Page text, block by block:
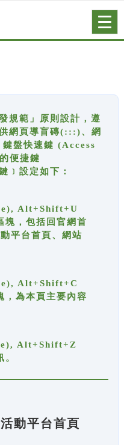
規範」原則設計，遵
網頁導盲磚(:::)、網
盤快速鍵 (Access
便捷鍵
﹞設定如下：
Alt+Shift+U
，包括回官網首
平台首頁、網站
Alt+Shift+C
為本頁主要內容
Alt+Shift+Z
動平台首頁